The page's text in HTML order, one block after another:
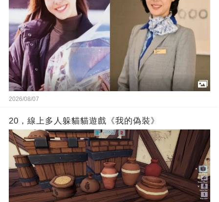
2026/08/07
20，線上多人躲貓貓遊戲《我的偽裝》